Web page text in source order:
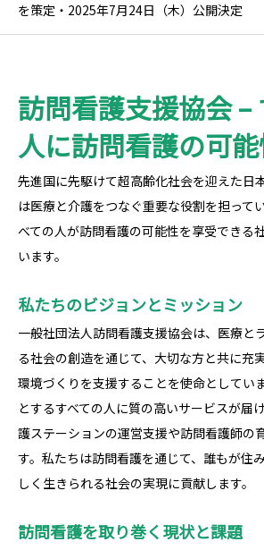
を策定・2025年7月24日（木）公開決定
訪問看護支援協会 –
人に訪問看護の可
先進国に先駆けて超高齢化社会を迎えた日
は医療と介護をつなぐ重要な役割を担って
べての人が訪問看護の可能性を享受できる
います。
私たちのビジョンとミッション
一般社団法人訪問看護支援協会は、医療と
る社会の創造を通じて、大切な方と共に充
環境づくりを支援することを使命としてい
とするすべての人に質の高いサービスが届
護ステーションの運営支援や訪問看護師の
す。私たちは訪問看護を通じて、誰もが住
しく生きられる社会の実現に貢献します。
訪問看護を取り巻く現状と課題